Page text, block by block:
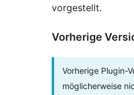
vorgestellt.
Vorherige
Vorherige Plugin-
möglicherweise